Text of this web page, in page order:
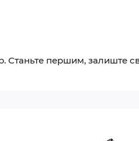
Станьте першим, залиште